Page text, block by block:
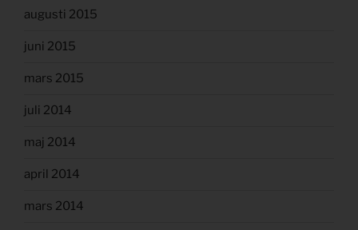
augusti 2015
juni 2015
mars 2015
juli 2014
maj 2014
april 2014
mars 2014